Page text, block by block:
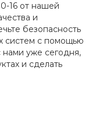
16 от нашей
и
безопасность
систем с помощью
уже сегодня,
и сделать